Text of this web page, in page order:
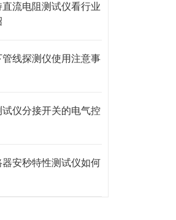
流电阻测试仪看行业
管线探测仪使用注意事
试仪分接开关的电气控
器安秒特性测试仪如何